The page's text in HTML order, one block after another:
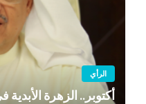
الرأي
أكتوبر.. الزهرة الأبدية